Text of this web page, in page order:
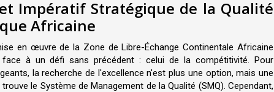
Impératif Stratégique de la Qualité
Africaine
en œuvre de la Zone de Libre-Échange Continentale Africaine
à un défi sans précédent : celui de la compétitivité. Pour
la recherche de l'excellence n'est plus une option, mais une
le Système de Management de la Qualité (SMQ). Cependant,